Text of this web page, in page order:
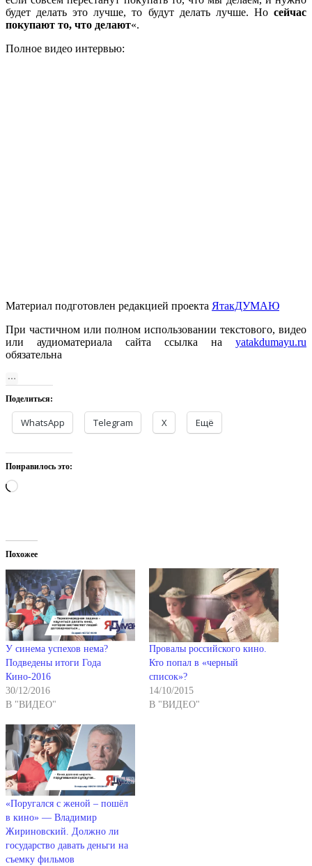
будет делать это лучше, то будут делать лучше. Носейчас
покупают то, что делают«.
Полное видео интервью:
Материал подготовлен редакцией проекта ЯтакДУМАЮ
При частичном или полном использовании текстового, видео
или аудиоматериала сайта ссылка на yatakdumayu.ru
обязательна
Поделиться:
WhatsApp Telegram X Ещё
Понравилось это:
Загрузка…
Похожее
У синема успехов нема?
Подведены итоги Года
Кино-2016
30/12/2016
В "ВИДЕО"
Провалы российского кино.
Кто попал в «черный
список»?
14/10/2015
В "ВИДЕО"
«Поругался с женой – пошёл
в кино» — Владимир
Жириновский. Должно ли
государство давать деньги на
съемку фильмов